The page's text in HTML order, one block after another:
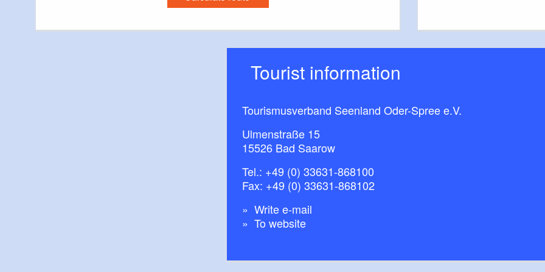
Tourist information
Tourismusverband Seenland Oder-Spree e.V.
Ulmenstraße 15
15526 Bad Saarow
Tel.: +49 (0) 33631-868100
Fax: +49 (0) 33631-868102
Write e-mail
To website